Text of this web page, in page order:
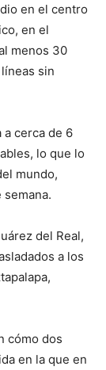
en el centro
en el
menos 30
sin
a cerca de 6
lo que lo
mundo,
del Real,
a los
cómo dos
en la que en